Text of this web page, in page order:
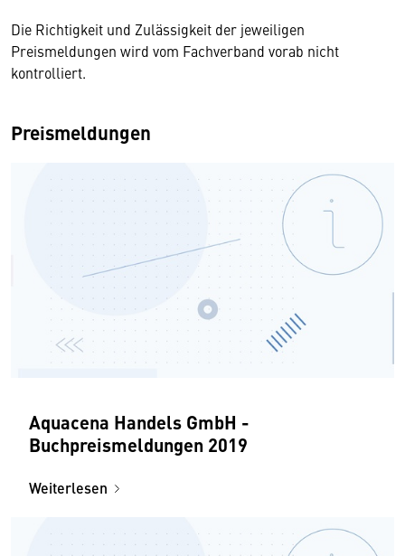
Die Richtigkeit und Zulässigkeit der jeweiligen
Preismeldungen wird vom Fachverband vorab nicht
kontrolliert.
Preismeldungen
Aquacena Handels GmbH -
Buchpreismeldungen 2019
Weiterlesen